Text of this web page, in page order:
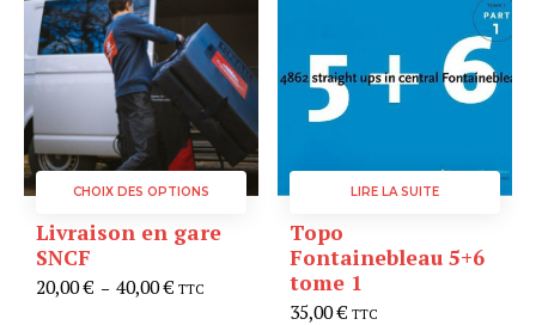
CHOIX DES OPTIONS
Ce
produit
a
Livraison en gare
SNCF
20,00€ – 40,00€ Plage
TTC
LIRE LA SUITE
Topo
Fontainebleau 5+6
tome 1
35,00€ TTC